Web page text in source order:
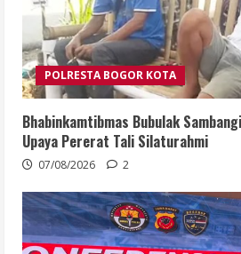
POLRESTA BOGOR KOTA
Bhabinkamtibmas Bubulak
Upaya Pererat Tali Silaturahmi
07/08/2026 2